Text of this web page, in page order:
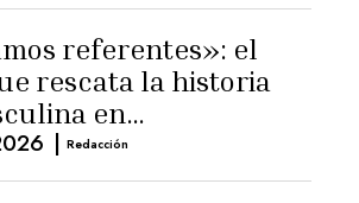
referentes»: el
rescata la historia
en
| Redacción